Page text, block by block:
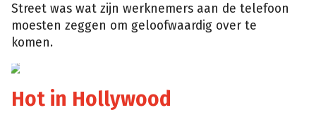
Street was wat zijn werknemers aan de telefoon
moesten zeggen om geloofwaardig over te
komen.
Jordan
Belfort
Hot in Hollywood